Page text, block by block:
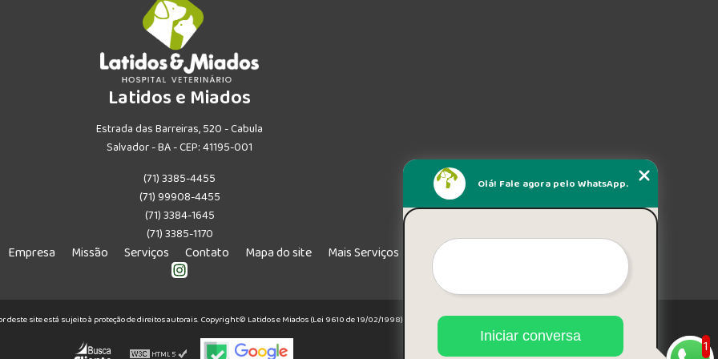
Latidos e Miados
Estrada das Barreiras, 520 - Cabula
Salvador - BA - CEP: 41195-001
(71) 3385-4455
(71) 99908-4455
(71) 3384-1645
(71) 3385-1170
Empresa Missão Serviços Contato Mapa do site Mais Serviços
deste site está sujeito à proteção de direitos autorais. Copyright© Latidos e Miados (Lei 9610 de 19/02/1998)
1
Olá! Fale agora pelo WhatsApp.
Iniciar conversa